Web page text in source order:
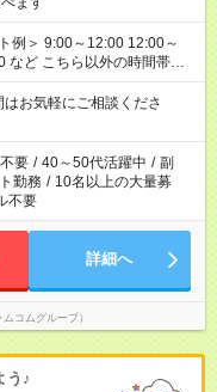
間帯も
お気軽にご相談くださ
要 / 40～50代活躍中 / 副
勤務 / 10名以上の大量募
不要
詳細へ
コムグループ）
う♪